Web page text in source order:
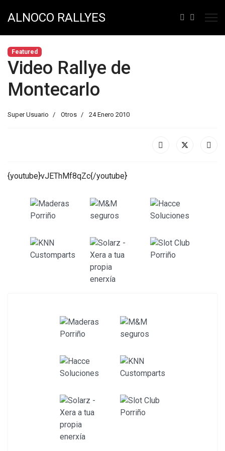
ALNOCO RALLYES
Featured
Video Rallye de
Montecarlo
Super Usuario Otros 24 Enero 2010
{youtube}vJEThMf8qZc{/youtube}